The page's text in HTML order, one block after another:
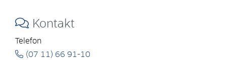
Kontakt
Telefon
(07 11) 66 91-10